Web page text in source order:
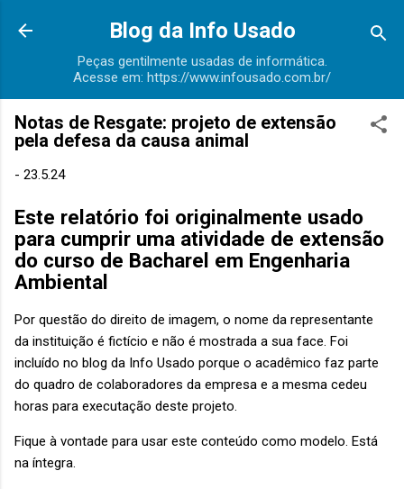
Pular para o conteúdo
Blog da Info Usado
Peças gentilmente usadas de informática.
Acesse em: https://www.infousado.com.br/
Notas de Resgate: projeto de extensão
pela defesa da causa animal
- 23.5.24
Este relatório foi originalmente usado
para cumprir uma atividade de extensão
do curso de Bacharel em Engenharia
Ambiental
Por questão do direito de imagem, o nome da representante
da instituição é fictício e não é mostrada a sua face. Foi
incluído no blog da Info Usado porque o acadêmico faz parte
do quadro de colaboradores da empresa e a mesma cedeu
horas para executação deste projeto.
Fique à vontade para usar este conteúdo como modelo. Está
na íntegra.